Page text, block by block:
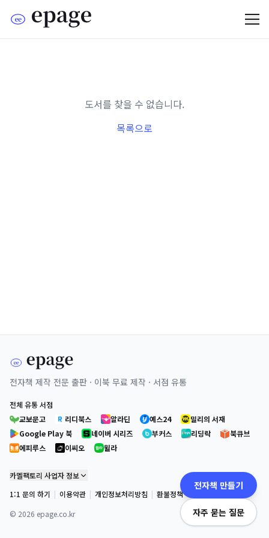
도서를 찾을 수 없습니다.
목록으로
전자책 제작 전문 출판 · 이북 무료 제작 · 서점 유통
전체 유통 서점
교보문고
리디북스 알라딘 예스24
밀리의 서재
Google Play 북
네이버 시리즈 부커스 리딩락
북큐브
에피루스
이씨오 윌라
카멜팩토리 사업자 정보
1:1 문의 하기 | 이용약관 | 개인정보처리방침 | 환불정책
© 2026 epage.co.kr
전자책 만들기
자주 묻는 질문